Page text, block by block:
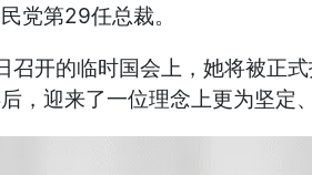
党第29任总裁。
开的临时国会上，她将被正式
，迎来了一位理念上更为坚定